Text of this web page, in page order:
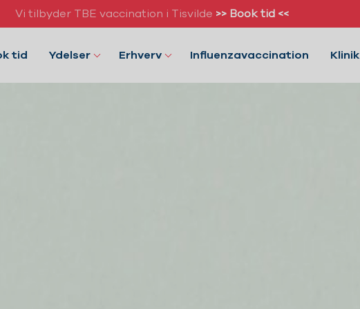
Vi tilbyder TBE vaccination i Tisvilde >> Book tid <<
tid Ydelser Erhverv Influenzavaccination Klinik